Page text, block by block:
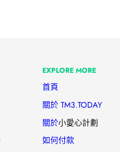
EXPLORE MORE
首頁
關於 TM3.TODAY
關於小愛心計劃
如何付款